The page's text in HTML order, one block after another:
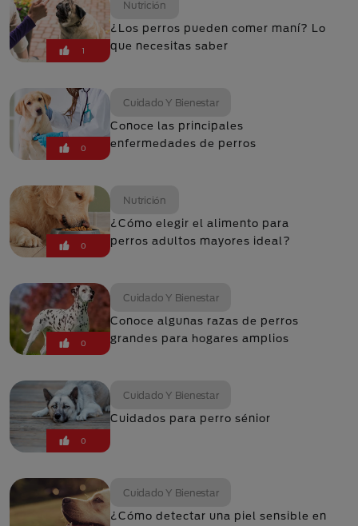
1
Nutrición
¿Los perros pueden comer maní? Lo
que necesitas saber
0
Cuidado Y Bienestar
Conoce las principales
enfermedades de perros
0
Nutrición
¿Cómo elegir el alimento para
perros adultos mayores ideal?
0
Cuidado Y Bienestar
Conoce algunas razas de perros
grandes para hogares amplios
0
Cuidado Y Bienestar
Cuidados para perro sénior
Cuidado Y Bienestar
¿Cómo detectar una piel sensible en